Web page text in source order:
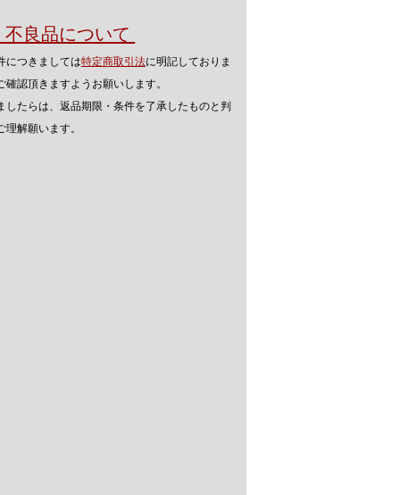
良品について
につきましては特定商取引法に明記しておりま
確認頂きますようお願いします。
たらは、返品期限・条件を了承したものと判
解願います。